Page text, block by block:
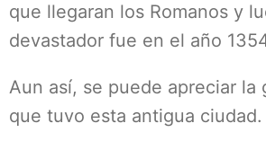
que llegaran los Romanos y
devastador fue en el año
Aun así, se puede apreciar la
que tuvo esta antigua ciudad.